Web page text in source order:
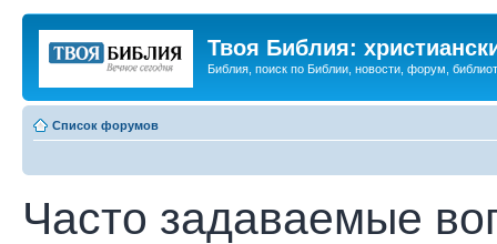
Твоя Библия:
Библия, поиск по Библии, новости, форум,
Список форумов
Часто задаваемые